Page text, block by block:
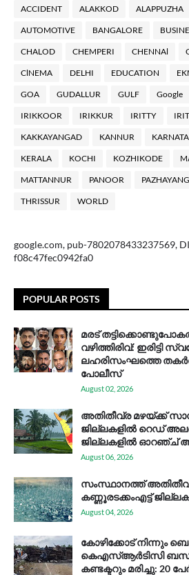
ACCIDENT ALAKKOD ALAPPUZHA
AUTOMOTIVE BANGALORE
CHALOD CHEMPERI CHENNAl
ClNEMA DELHI EDUCATION
GOA GUDALLUR GULF Google
IRIKKOOR IRIKKUR IRITTY
KAKKAYANGAD KANNUR
KERALA KOCHI KOZHIKODE
MATTANNUR PANOOR
THRISSUR WORLD
google.com, pub-7802078433237569,
f08c47fec0942fa0
POPULAR POSTS
മരട്
വഴിത്തിരിവ്: ഇരിട്ടി
ലഹരിസംഘത്തെ
പോലീസ്
August 02, 2026
അതിതീവ്ര മഴയ്ക്ക്
ജില്ലകളിൽ റെഡ്
ജില്ലകളിൽ ഓറഞ്ച്
August 06, 2026
സം​സ്ഥാ​ന​ത്ത്
കണ്ണൂരടക്കംഎ​ട്ട്
August 04, 2026
കോഴിക്കോട് നിന്നും
കെഎസ്ആര്‍ടിസി
കണ്ടക്ടറും മരിച്ചു: 20